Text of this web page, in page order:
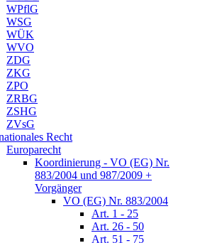
WPflG
WSG
WÜK
WVO
ZDG
ZKG
ZPO
ZRBG
ZSHG
ZVsG
Recht
Europarecht
Koordinierung - VO (EG) Nr.
883/2004 und 987/2009 +
Vorgänger
VO (EG) Nr. 883/2004
Art. 1 - 25
Art. 26 - 50
Art. 51 - 75